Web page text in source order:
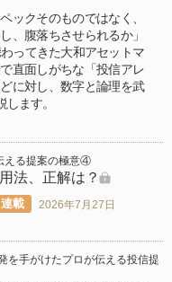
ックそのものではなく、
、腹落ちさせられるか」
ってきた大和アセットマ
直面しがちな「投信アレ
に対し、数字と論理を武
ます。
える提案の極意④
法、正解は？
連載 2026年7月27日
を手がけたプロが伝える投信提